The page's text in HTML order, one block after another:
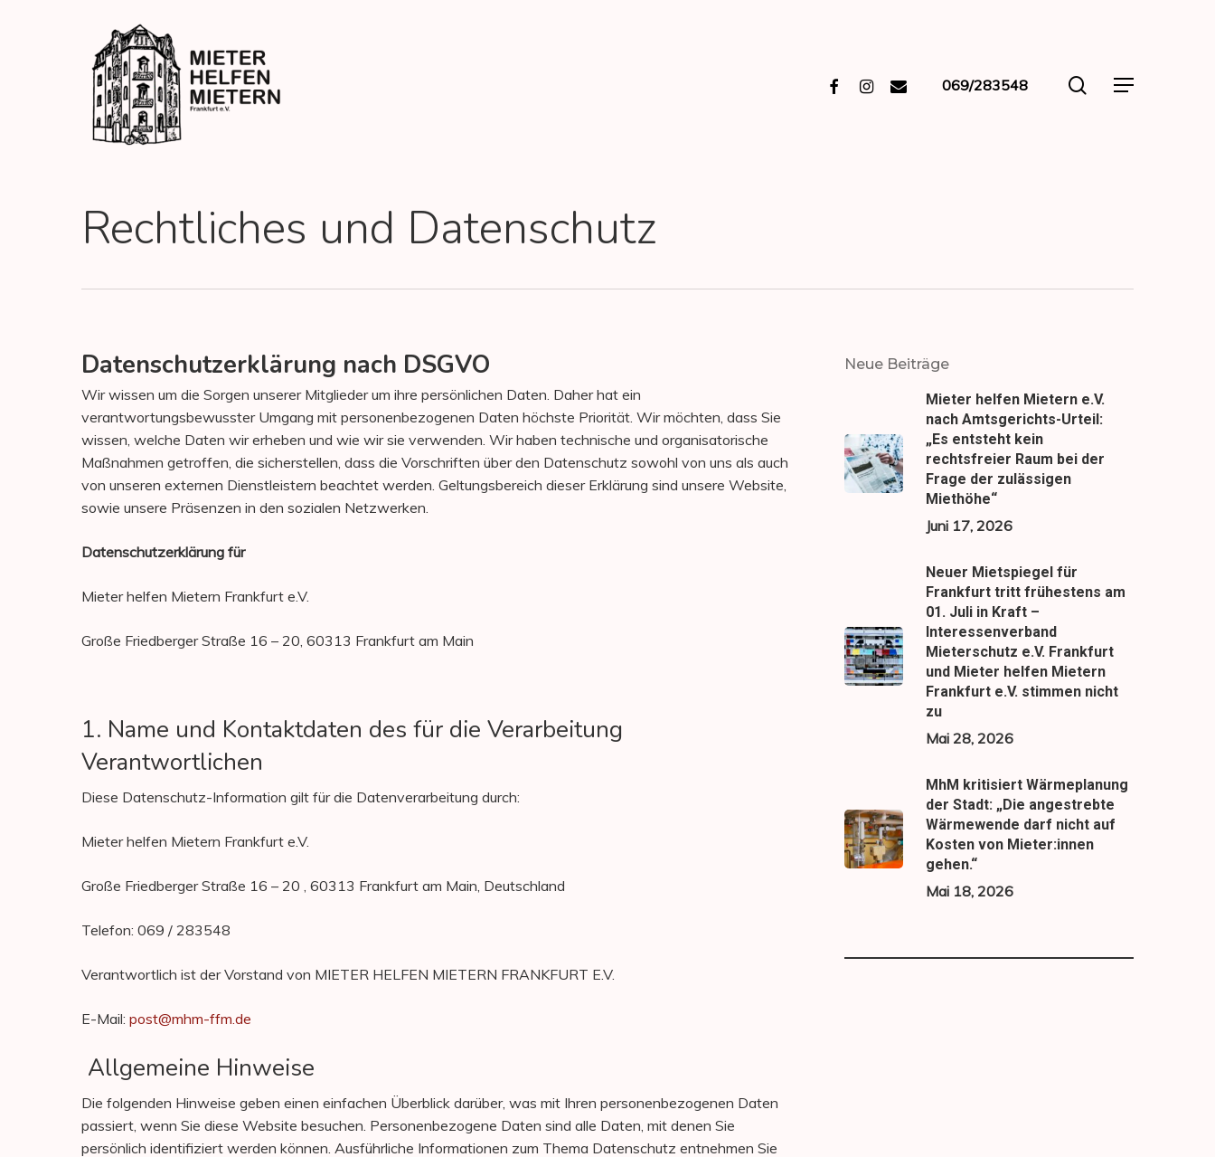
Hit enter to search or ESC to close
Menu
FacebookInstagram
Email 069/283548 search
Rechtliches und Datenschutz
Datenschutzerklärung nach DSGVO
Wir wissen um die Sorgen unserer Mitglieder um ihre persönlichen Daten. Daher hat ein
verantwortungsbewusster Umgang mit personenbezogenen Daten höchste Priorität. Wir möchten, dass Sie
wissen, welche Daten wir erheben und wie wir sie verwenden. Wir haben technische und organisatorische
Maßnahmen getroffen, die sicherstellen, dass die Vorschriften über den Datenschutz sowohl von uns als auch
von unseren externen Dienstleistern beachtet werden. Geltungsbereich dieser Erklärung sind unsere Website,
sowie unsere Präsenzen in den sozialen Netzwerken.
Datenschutzerklärung für
Mieter helfen Mietern Frankfurt e.V.
Große Friedberger Straße 16 – 20, 60313 Frankfurt am Main
1. Name und Kontaktdaten des für die Verarbeitung
Verantwortlichen
Diese Datenschutz-Information gilt für die Datenverarbeitung durch:
Mieter helfen Mietern Frankfurt e.V.
Große Friedberger Straße 16 – 20 , 60313 Frankfurt am Main, Deutschland
Telefon: 069 / 283548
Verantwortlich ist der Vorstand von MIETER HELFEN MIETERN FRANKFURT E.V.
E-Mail: post@mhm-ffm.de
Allgemeine Hinweise
Die folgenden Hinweise geben einen einfachen Überblick darüber, was mit Ihren personenbezogenen Daten
passiert, wenn Sie diese Website besuchen. Personenbezogene Daten sind alle Daten, mit denen Sie
persönlich identifiziert werden können. Ausführliche Informationen zum Thema Datenschutz entnehmen Sie
Neue Beiträge
Mieter helfen Mietern e.V.
nach Amtsgerichts-Urteil:
„Es entsteht kein
rechtsfreier Raum bei der
Frage der zulässigen
Miethöhe“
Juni 17, 2026
Neuer Mietspiegel für
Frankfurt tritt frühestens am
01. Juli in Kraft –
Interessenverband
Mieterschutz e.V. Frankfurt
und Mieter helfen Mietern
Frankfurt e.V. stimmen nicht
zu
Mai 28, 2026
MhM kritisiert Wärmeplanung
der Stadt: „Die angestrebte
Wärmewende darf nicht auf
Kosten von Mieter:innen
gehen.“
Mai 18, 2026